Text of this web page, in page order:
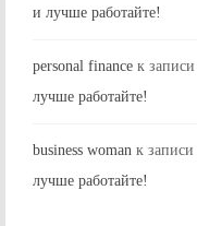
и лучше работайте!
personal finance к записи
лучше работайте!
business woman к записи
лучше работайте!